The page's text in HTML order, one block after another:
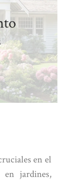
en el
jardines,